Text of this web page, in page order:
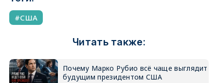
США
Читать также:
Почему Марко Рубио всё чаще выглядит
будущим президентом США